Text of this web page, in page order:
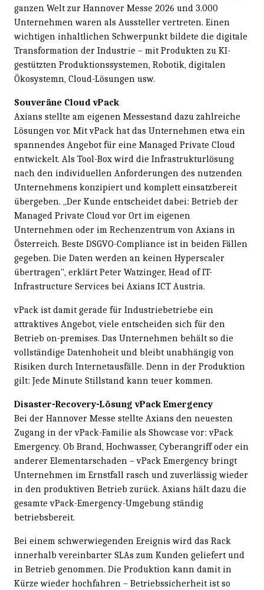
ganzen Welt zur Hannover Messe 2026 und 3.000
Unternehmen waren als Aussteller vertreten. Einen
wichtigen inhaltlichen Schwerpunkt bildete die digitale
Transformation der Industrie – mit Produkten zu KI-
gestützten Produktionssystemen, Robotik, digitalen
Ökosystemn, Cloud-Lösungen usw.
Souveräne Cloud vPack
Axians stellte am eigenen Messestand dazu zahlreiche
Lösungen vor. Mit vPack hat das Unternehmen etwa ein
spannendes Angebot für eine Managed Private Cloud
entwickelt. Als Tool-Box wird die Infrastrukturlösung
nach den individuellen Anforderungen des nutzenden
Unternehmens konzipiert und komplett einsatzbereit
übergeben. „Der Kunde entscheidet dabei: Betrieb der
Managed Private Cloud vor Ort im eigenen
Unternehmen oder im Rechenzentrum von Axians in
Österreich. Beste DSGVO-Compliance ist in beiden Fällen
gegeben. Die Daten werden an keinen Hyperscaler
übertragen", erklärt Peter Watzinger, Head of IT-
Infrastructure Services bei Axians ICT Austria.
vPack ist damit gerade für Industriebetriebe ein
attraktives Angebot, viele entscheiden sich für den
Betrieb on-premises. Das Unternehmen behält so die
vollständige Datenhoheit und bleibt unabhängig von
Risiken durch Internetausfälle. Denn in der Produktion
gilt: Jede Minute Stillstand kann teuer kommen.
Disaster-Recovery-Lösung vPack Emergency
Bei der Hannover Messe stellte Axians den neuesten
Zugang in der vPack-Familie als Showcase vor: vPack
Emergency. Ob Brand, Hochwasser, Cyberangriff oder ein
anderer Elementarschaden – vPack Emergency bringt
Unternehmen im Ernstfall rasch und zuverlässig wieder
in den produktiven Betrieb zurück. Axians hält dazu die
gesamte vPack-Emergency-Umgebung ständig
betriebsbereit.
Bei einem schwerwiegenden Ereignis wird das Rack
innerhalb vereinbarter SLAs zum Kunden geliefert und
in Betrieb genommen. Die Produktion kann damit in
Kürze wieder hochfahren – Betriebssicherheit ist so